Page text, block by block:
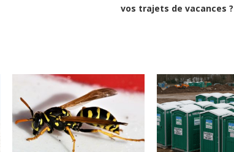
vos trajets de vacances ?